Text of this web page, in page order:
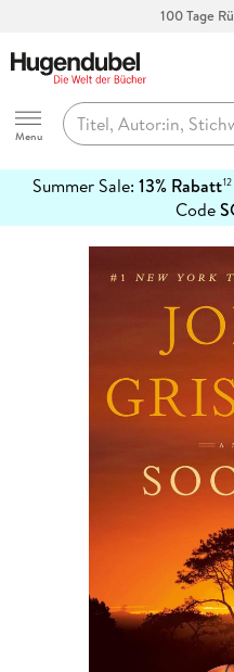
Hugendubel
Menu
Summer Sale: 13% Rabatt12
Code
erfahren